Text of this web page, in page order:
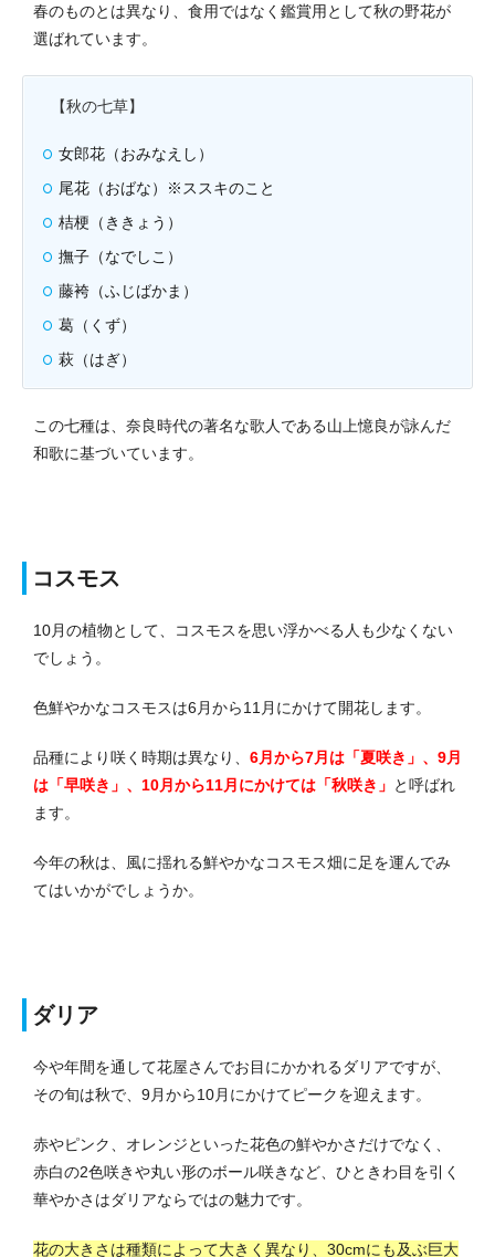
春のものとは異なり、食用ではなく鑑賞用として秋の野花が
選ばれています。
【秋の七草】
女郎花（おみなえし）
尾花（おばな）※ススキのこと
桔梗（ききょう）
撫子（なでしこ）
藤袴（ふじばかま）
葛（くず）
萩（はぎ）
この七種は、奈良時代の著名な歌人である山上憶良が詠んだ
和歌に基づいています。
コスモス
10月の植物として、コスモスを思い浮かべる人も少なくない
でしょう。
色鮮やかなコスモスは6月から11月にかけて開花します。
品種により咲く時期は異なり、 6月から7月は「夏咲き」、9月
は「早咲き」、10月から11月にかけては「秋咲き」 と呼ばれ
ます。
今年の秋は、風に揺れる鮮やかなコスモス畑に足を運んでみ
てはいかがでしょうか。
ダリア
今や年間を通して花屋さんでお目にかかれるダリアですが、
その旬は秋で、9月から10月にかけてピークを迎えます。
赤やピンク、オレンジといった花色の鮮やかさだけでなく、
赤白の2色咲きや丸い形のボール咲きなど、ひときわ目を引く
華やかさはダリアならではの魅力です。
花の大きさは種類によって大きく異なり、30cmにも及ぶ巨大